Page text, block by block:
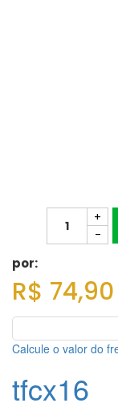
+
-
por:
R$ 74,90
Calcule o valor do
tfcx16